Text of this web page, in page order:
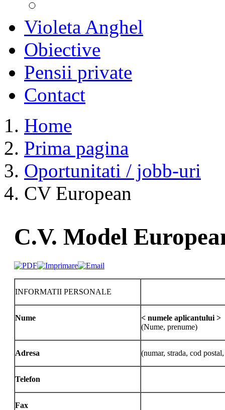
Violeta Anghel
Obiective
Pensii private
Contact
Home
Prima pagina
Oportunitati / jobb-uri
CV European
C.V. Model
INFORMATII PERSONALE
Nume
< numele aplicantului >
(Nume, prenume)
Adresa (numar, strada, cod
Telefon
Fax